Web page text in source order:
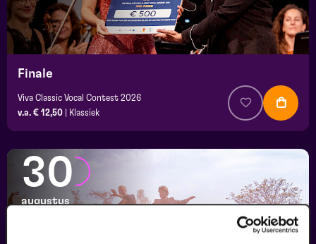
Finale
Viva Classic Vocal Contest 2026
v.a. € 12,50
Klassiek
30
augustus